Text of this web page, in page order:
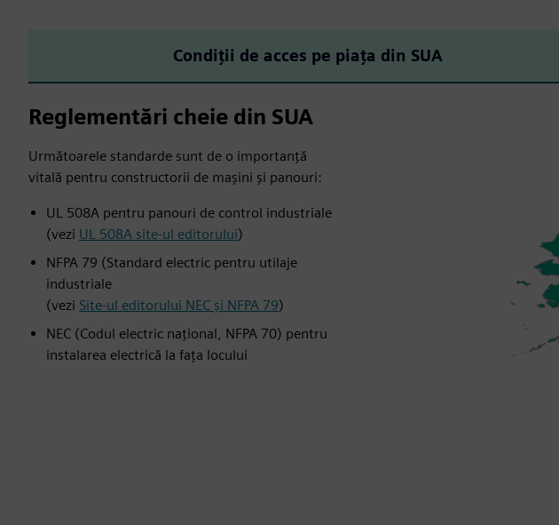
Condiții de acces pe piața din SUA
Reglementări cheie din SUA
Următoarele standarde sunt de o importanță
vitală pentru constructorii de mașini și panouri:
UL 508A pentru panouri de control industriale
(vezi UL 508A site-ul editorului)
NFPA 79 (Standard electric pentru utilaje
industriale
(vezi Site-ul editorului NEC și NFPA 79)
NEC (Codul electric național, NFPA 70) pentru
instalarea electrică la fața locului